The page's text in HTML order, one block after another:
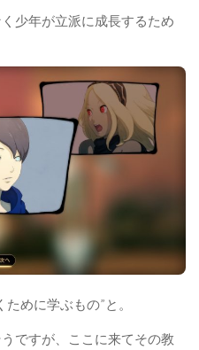
少年が立派に成長するため
めに学ぶもの”と。
ですが、ここに来てその教